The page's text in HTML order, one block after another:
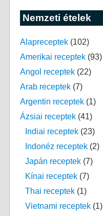
Nemzeti ételek
Alapreceptek(102)
Amerikai receptek(93)
Angol receptek(22)
Arab receptek(7)
Argentin receptek(1)
Ázsiai receptek(41)
Indiai receptek(23)
Indonéz receptek(2)
Japán receptek(7)
Kínai receptek(7)
Thai receptek(1)
Vietnami receptek(1)